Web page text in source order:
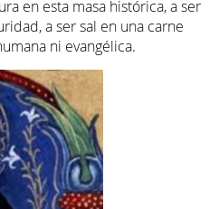
en esta masa histórica, a ser
a ser sal en una carne
ni evangélica.